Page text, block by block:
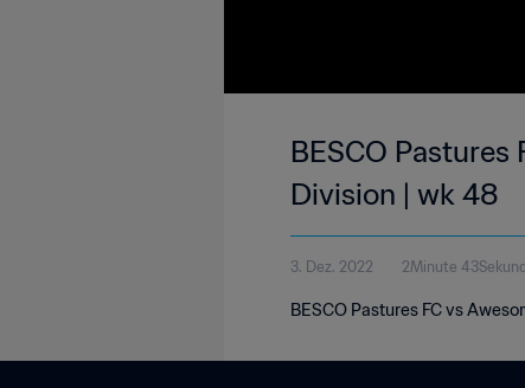
BESCO Pastures
Division | wk 48
3. Dez. 2022 2Minute
BESCO Pastures FC vs